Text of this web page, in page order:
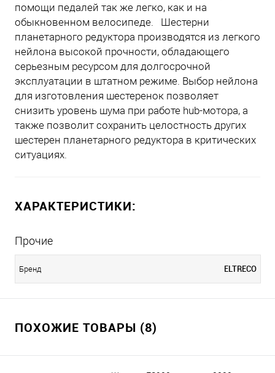
помощи педалей так же легко, как и на
обыкновенном велосипеде. Шестерни
планетарного редуктора производятся из легкого
нейлона высокой прочности, обладающего
серьезным ресурсом для долгосрочной
эксплуатации в штатном режиме. Выбор нейлона
для изготовления шестеренок позволяет
снизить уровень шума при работе hub-мотора, а
также позволит сохранить целостность других
шестерен планетарного редуктора в критических
ситуациях.
ХАРАКТЕРИСТИКИ:
Прочие
Бренд ELTRECO
ПОХОЖИЕ ТОВАРЫ (8)